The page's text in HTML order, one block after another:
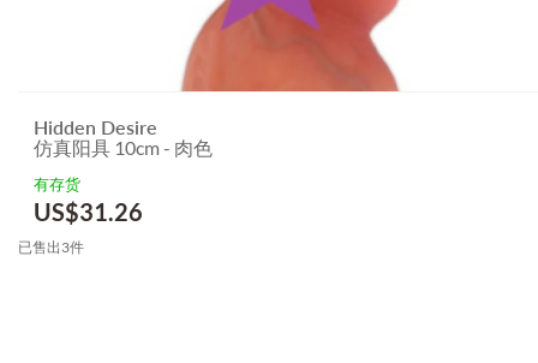
Hidden Desire
仿真阳具 10cm - 肉色
有存货
US$31.26
已售出3件